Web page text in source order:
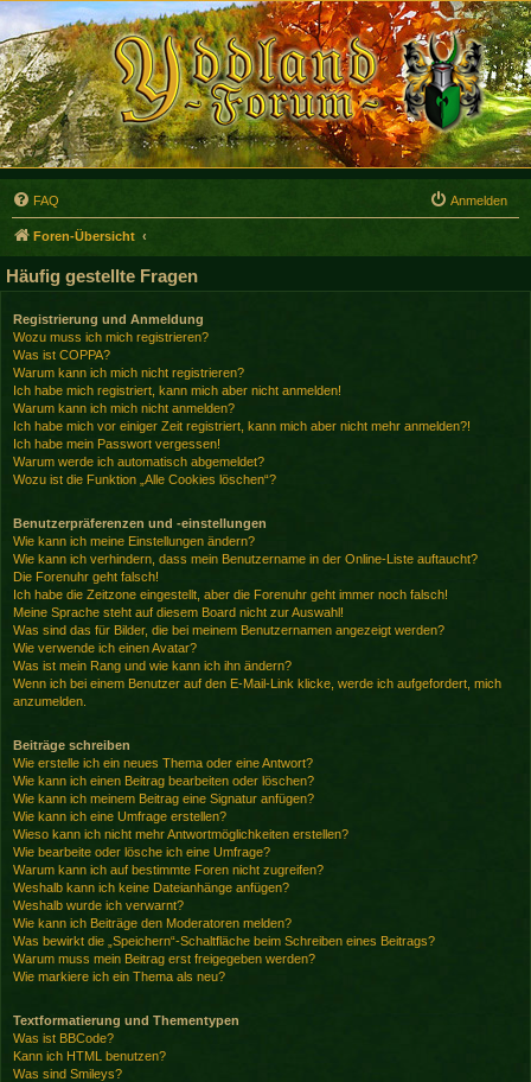
FAQ Anmelden
Foren-Übersicht
Häufig gestellte Fragen
Registrierung und Anmeldung
Wozu muss ich mich registrieren?
Was ist COPPA?
Warum kann ich mich nicht registrieren?
Ich habe mich registriert, kann mich aber nicht anmelden!
Warum kann ich mich nicht anmelden?
Ich habe mich vor einiger Zeit registriert, kann mich aber nicht mehr anmelden?!
Ich habe mein Passwort vergessen!
Warum werde ich automatisch abgemeldet?
Wozu ist die Funktion „Alle Cookies löschen“?
Benutzerpräferenzen und -einstellungen
Wie kann ich meine Einstellungen ändern?
Wie kann ich verhindern, dass mein Benutzername in der Online-Liste auftaucht?
Die Forenuhr geht falsch!
Ich habe die Zeitzone eingestellt, aber die Forenuhr geht immer noch falsch!
Meine Sprache steht auf diesem Board nicht zur Auswahl!
Was sind das für Bilder, die bei meinem Benutzernamen angezeigt werden?
Wie verwende ich einen Avatar?
Was ist mein Rang und wie kann ich ihn ändern?
Wenn ich bei einem Benutzer auf den E-Mail-Link klicke, werde ich aufgefordert, mich
anzumelden.
Beiträge schreiben
Wie erstelle ich ein neues Thema oder eine Antwort?
Wie kann ich einen Beitrag bearbeiten oder löschen?
Wie kann ich meinem Beitrag eine Signatur anfügen?
Wie kann ich eine Umfrage erstellen?
Wieso kann ich nicht mehr Antwortmöglichkeiten erstellen?
Wie bearbeite oder lösche ich eine Umfrage?
Warum kann ich auf bestimmte Foren nicht zugreifen?
Weshalb kann ich keine Dateianhänge anfügen?
Weshalb wurde ich verwarnt?
Wie kann ich Beiträge den Moderatoren melden?
Was bewirkt die „Speichern“-Schaltfläche beim Schreiben eines Beitrags?
Warum muss mein Beitrag erst freigegeben werden?
Wie markiere ich ein Thema als neu?
Textformatierung und Thementypen
Was ist BBCode?
Kann ich HTML benutzen?
Was sind Smileys?